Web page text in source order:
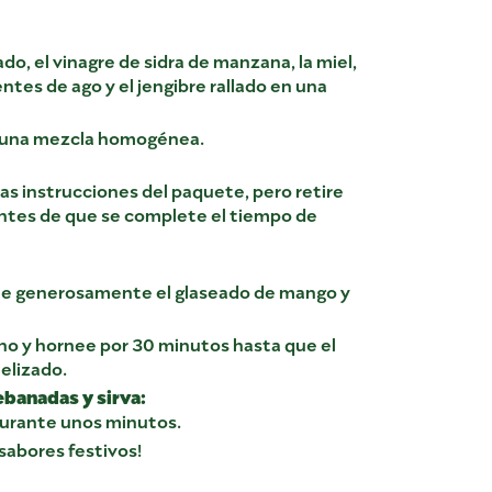
el vinagre de sidra de manzana, la miel,
de ago y el jengibre rallado en una
mezcla homogénea.
instrucciones del paquete, pero retire
de que se complete el tiempo de
generosamente el glaseado de mango y
y hornee por 30 minutos hasta que el
y sirva:
unos minutos.
festivos!